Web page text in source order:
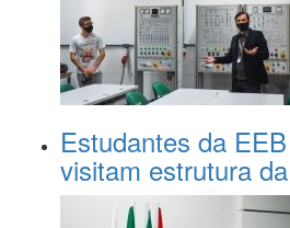
Estudantes da
visitam estrutura